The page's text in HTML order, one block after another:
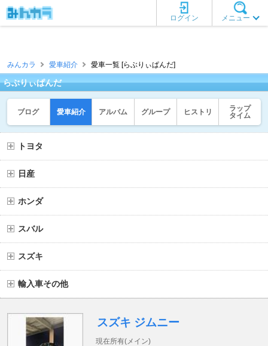
メニュー
ログイン
みんカラ 愛車紹介 愛車一覧 [らぶりぃぱんだ]
らぶりぃぱんだ
ブログ 愛車紹介 アルバム グループ ヒストリ
ラップ
タイム
トヨタ
日産
ホンダ
スバル
スズキ
輸入車その他
スズキ ジムニー
現在所有(メイン)